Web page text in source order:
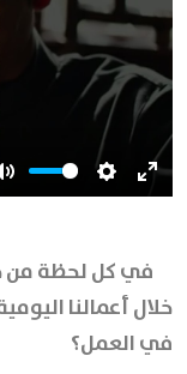
Mute Settings
في كل لحظة من
خلال أعمالنا
في العمل؟